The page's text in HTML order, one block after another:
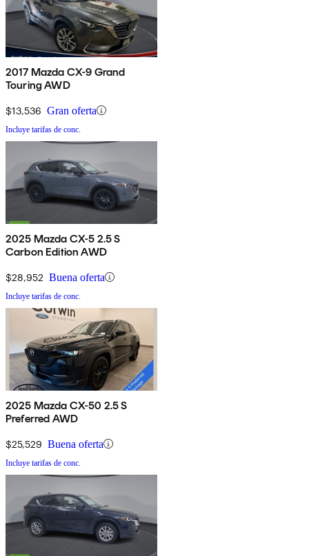
2017 Mazda CX-9 Grand
Touring AWD
$13,536 Gran oferta
Incluye tarifas de conc.
2025 Mazda CX-5 2.5 S
Carbon Edition AWD
$28,952 Buena oferta
Incluye tarifas de conc.
2025 Mazda CX-50 2.5 S
Preferred AWD
$25,529 Buena oferta
Incluye tarifas de conc.